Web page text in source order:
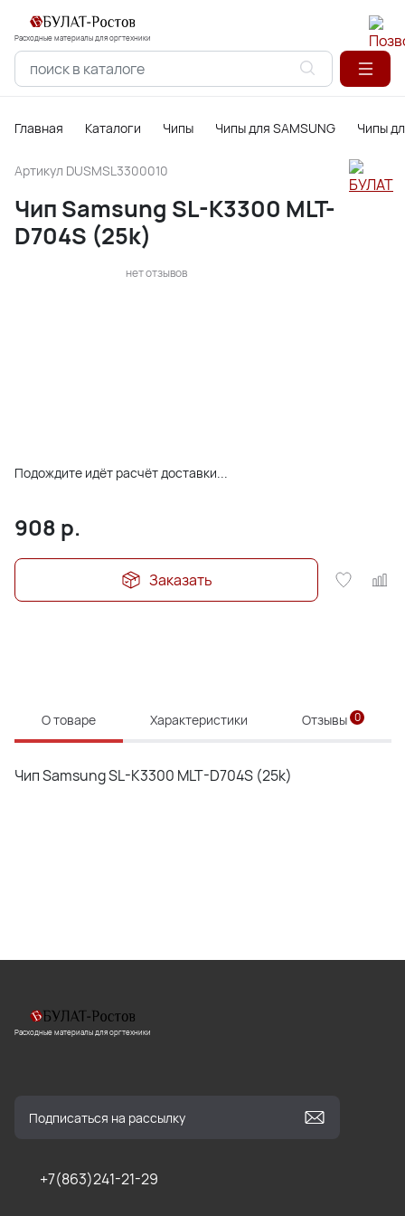
Расходные материалы для оргтехники
Главная Каталоги Чипы Чипы для SAMSUNG Чипы
Артикул DUSMSL3300010
Чип Samsung SL-K3300 MLT-
D704S (25k)
нет отзывов
Подождите идёт расчёт доставки...
908 р.
Заказать
О товаре Характеристики Отзывы 0
Чип Samsung SL-K3300 MLT-D704S (25k)
Расходные материалы для оргтехники
+7(863)241-21-29